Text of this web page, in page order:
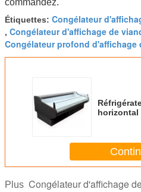
commandez.
Étiquettes: Congélateur
, Congélateur d'affichage de
Congélateur profond d'affichage
horizontal
Plus Congélateur d'affichage